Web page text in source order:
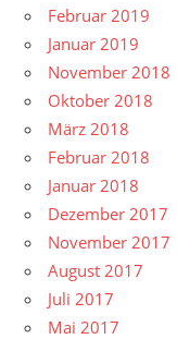
Februar 2019
Januar 2019
November 2018
Oktober 2018
März 2018
Februar 2018
Januar 2018
Dezember 2017
November 2017
August 2017
Juli 2017
Mai 2017